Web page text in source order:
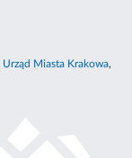
Urząd Miasta Krakowa,